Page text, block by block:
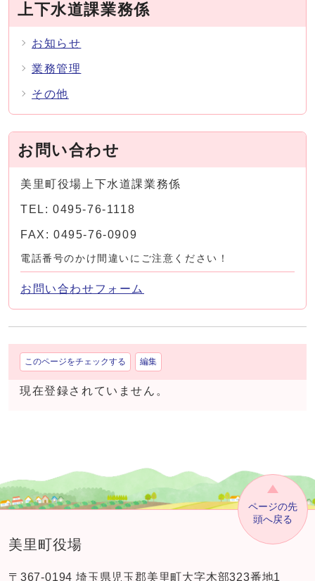
上下水道課業務係
お知らせ
業務管理
その他
お問い合わせ
美里町役場上下水道課業務係
TEL: 0495-76-1118
FAX: 0495-76-0909
電話番号のかけ間違いにご注意ください！
お問い合わせフォーム
このページをチェックする 編集
現在登録されていません。
ページの先
頭へ戻る
美里町役場
〒367-0194 埼玉県児玉郡美里町大字木部323番地1